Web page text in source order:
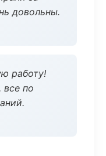
довольны.
работу!
по